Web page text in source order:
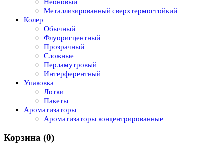
Неоновый
Металлизированный сверхтермостойкий
Колер
Обычный
Флуорисцентный
Прозрачный
Сложные
Перламутровый
Интерферентный
Упаковка
Лотки
Пакеты
Ароматизаторы
Ароматизаторы концентрированные
Корзина (0)